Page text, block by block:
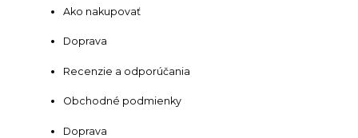
Ako nakupovať
Doprava
Recenzie a odporúčania
Obchodné podmienky
Doprava